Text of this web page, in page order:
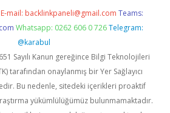
E-mail: backlinkpaneli@gmail.com Teams:
Whatsapp: 0262 606 0 726 Telegram:
@karabul
Sayılı Kanun gereğince Bilgi Teknolojileri
tarafından onaylanmış bir Yer Sağlayıcı
Bu nedenle, sitedeki içerikleri proaktif
yükümlülüğümüz bulunmamaktadır.